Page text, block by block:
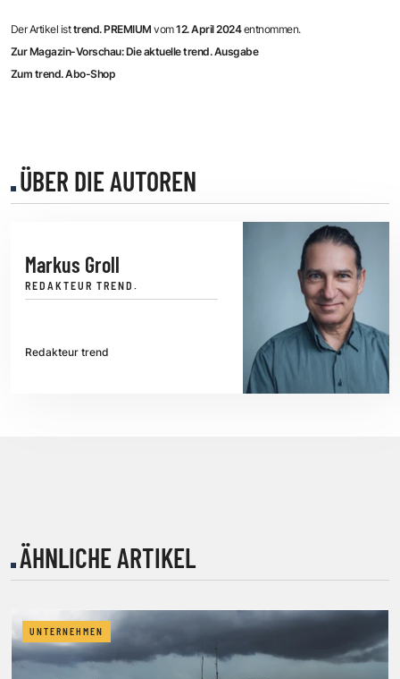
Der Artikel isttrend. PREMIUMvom12. April 2024entnommen.
Zur Magazin-Vorschau: Die aktuelle trend. Ausgabe
Zum trend. Abo-Shop
ÜBER DIE AUTOREN
Markus Groll
REDAKTEUR TREND.
Redakteur trend
ÄHNLICHE ARTIKEL
UNTERNEHMEN